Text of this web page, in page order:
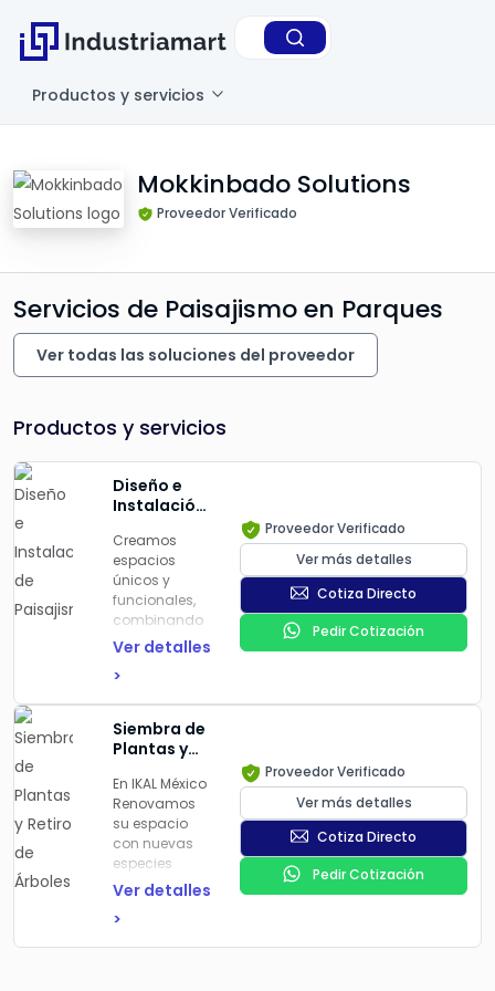
Productos y servicios
Mokkinbado Solutions
Proveedor Verificado
Servicios de Paisajismo en Parques
Ver todas las soluciones del proveedor
Productos y servicios
Diseño e
Instalación
Paisajismo
Creamos
espacios
únicos y
funcionales,
combinando
diseño
la selección
estratégica de
plantas y
elementos
decorativos.
Ver detalles
>
Proveedor Verificado
Ver más detalles
Cotiza Directo
Pedir Cotización
Siembra de
Plantas y
Árboles
En IKAL México
Renovamos
su espacio
con nuevas
especies
adecuadas a
condiciones
del entorno o
Ver detalles
>
Proveedor Verificado
Ver más detalles
Cotiza Directo
Pedir Cotización